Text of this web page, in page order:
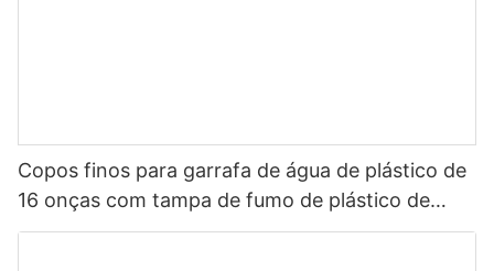
Copos finos para garrafa de água de plástico de
16 onças com tampa de fumo de plástico de
parede dupla de palha